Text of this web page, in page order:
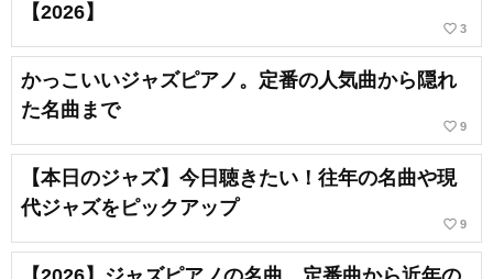
【2026】
favorite_border 3
かっこいいジャズピアノ。定番の人気曲から隠れ
た名曲まで
favorite_border 9
【本日のジャズ】今日聴きたい！往年の名曲や現
代ジャズをピックアップ
favorite_border 9